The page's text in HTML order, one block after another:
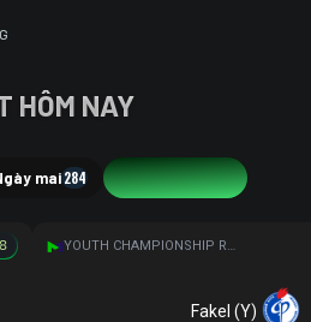
HÔM NAY
mai284 Tất cả877
Fakel (Y)